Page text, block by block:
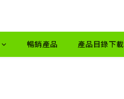
暢銷產品 產品目錄下載